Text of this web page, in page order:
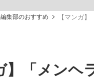
おすす
編集部のおすすめ 【マンガ
】「メン